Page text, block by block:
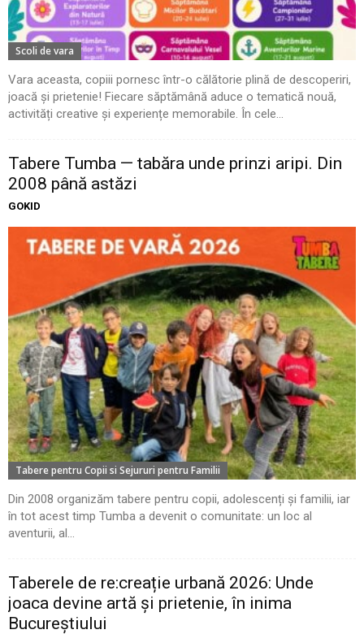
Scoli de vara
Vara aceasta, copiii pornesc într-o călătorie plină de descoperiri,
joacă și prietenie! Fiecare săptămână aduce o tematică nouă,
activități creative și experiențe memorabile. În cele...
Tabere Tumba — tabăra unde prinzi aripi. Din
2008 până astăzi
GOKID
Tabere pentru Copii si Sejururi pentru Familii
Din 2008 organizăm tabere pentru copii, adolescenți și familii, iar
în tot acest timp Tumba a devenit o comunitate: un loc al
aventurii, al...
Taberele de re:creație urbană 2026: Unde
joaca devine artă și prietenie, în inima
Bucureștiului